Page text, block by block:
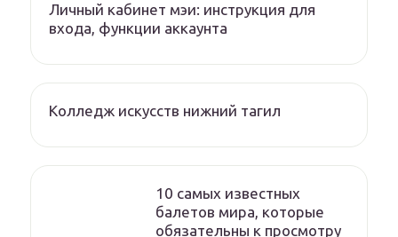
Личный кабинет мэи: инструкция для
входа, функции аккаунта
Колледж искусств нижний тагил
10 самых известных
балетов мира, которые
обязательны к просмотру